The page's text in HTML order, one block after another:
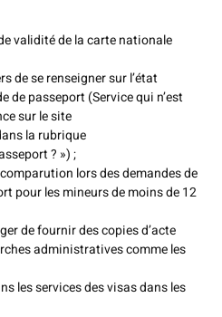
validité de la carte nationale
de se renseigner sur l’état
de passeport (Service qui n’est
sur le site
la rubrique
? ») ;
lors des demandes de
pour les mineurs de moins de 12
de fournir des copies d’acte
administratives comme les
les services des visas dans les